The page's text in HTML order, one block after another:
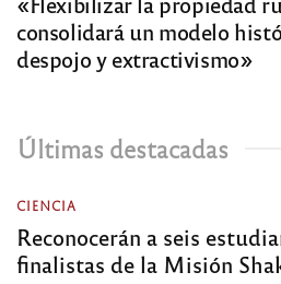
consolidará un modelo
despojo y extractivismo»
Últimas destacadas
CIENCIA
Reconocerán a seis
finalistas de la Misión